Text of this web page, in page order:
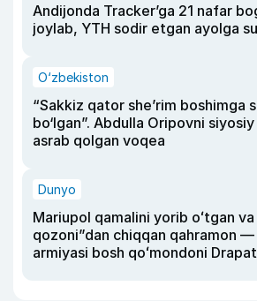
Andijonda Tracker’ga 21 nafar
joylab, YTH sodir etgan ayolga
O‘zbekiston
“Sakkiz qator she’rim boshimga
bo‘lgan”. Abdulla Oripovni
asrab qolgan voqea
Dunyo
Mariupol qamalini yorib oʻtgan
qozoni”dan chiqqan qahramon —
armiyasi bosh qoʻmondoni